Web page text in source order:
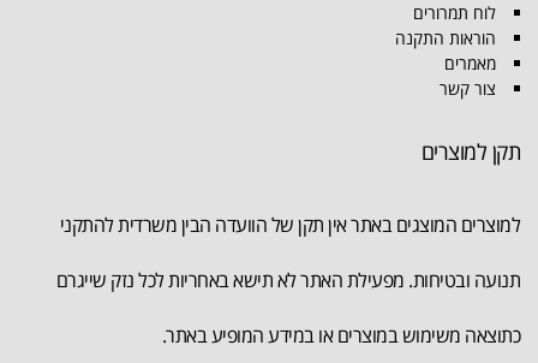
לוח תמרורים
הוראות התקנה
מאמרים
צור קשר
תקן למוצרים
למוצרים המוצגים באתר אין תקן של הוועדה הבין משרדית להתקני
תנועה ובטיחות. מפעילת האתר לא תישא באחריות לכל נזק שייגרם
כתוצאה משימוש במוצרים או במידע המופיע באתר.